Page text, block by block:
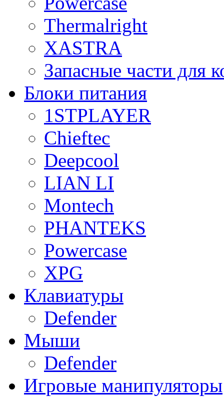
Thermalright
XASTRA
Запасные части для
Блоки питания
1STPLAYER
Chieftec
Deepcool
LIAN LI
Montech
PHANTEKS
Powercase
XPG
Клавиатуры
Defender
Мыши
Defender
Игровые манипуляторы